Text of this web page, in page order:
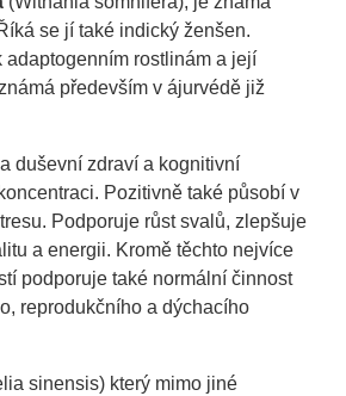
se jí také indický ženšen.
adaptogenním rostlinám a její
především v ájurvédě již
duševní zdraví a kognitivní
Pozitivně také působí v
Podporuje růst svalů, zlepšuje
a energii. Kromě těchto nejvíce
podporuje také normální činnost
reprodukčního a dýchacího
sinensis) který mimo jiné